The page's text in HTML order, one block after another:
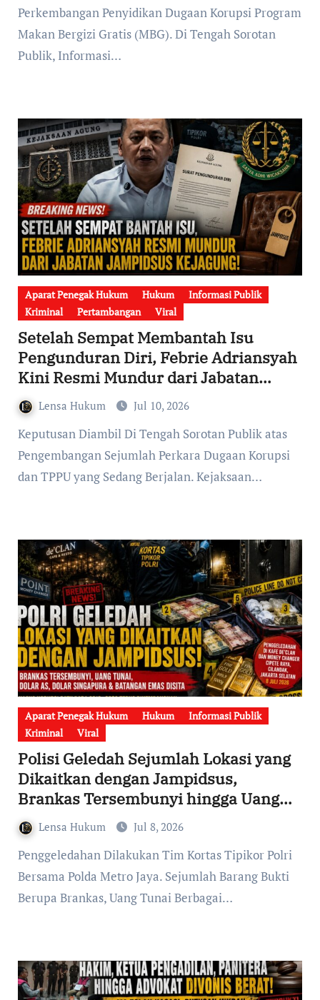
Perkembangan Penyidikan Dugaan Korupsi Program
Makan Bergizi Gratis (MBG). Di Tengah Sorotan
Publik, Informasi…
Aparat Penegak Hukum Hukum
Informasi Publik
Kriminal
Pertambangan Viral
Setelah Sempat Membantah Isu
Pengunduran Diri, Febrie Adriansyah
Kini Resmi Mundur dari Jabatan
Jampidsus Kejaksaan Agung
Lensa Hukum Jul 10, 2026
Keputusan Diambil Di Tengah Sorotan Publik atas
Pengembangan Sejumlah Perkara Dugaan Korupsi
dan TPPU yang Sedang Berjalan. Kejaksaan…
Aparat Penegak Hukum Hukum
Informasi Publik
Kriminal
Viral
Polisi Geledah Sejumlah Lokasi yang
Dikaitkan dengan Jampidsus,
Brankas Tersembunyi hingga Uang
dan Emas Disita dalam
Pengembangan Dugaan Korupsi Batu
Bara
Lensa Hukum Jul 8, 2026
Penggeledahan Dilakukan Tim Kortas Tipikor Polri
Bersama Polda Metro Jaya. Sejumlah Barang Bukti
Berupa Brankas, Uang Tunai Berbagai…